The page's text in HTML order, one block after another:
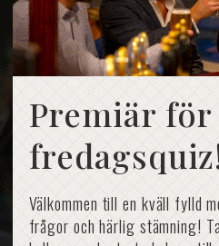
Premiär för
Välkommen till en kväll fylld
frågor och härlig stämning!